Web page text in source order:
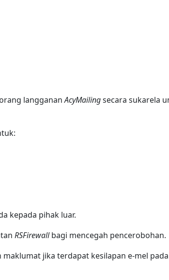
langgananAcyMailingsecara sukarela
kepada pihak luar.
RSFirewallbagi mencegah pencerobohan.
jika terdapat kesilapan e-mel